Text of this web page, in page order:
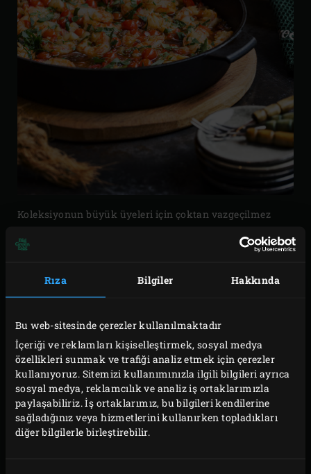
Rıza Bilgiler Hakkında
Bu web-sitesinde çerezler kullanılmaktadır
İçeriği ve reklamları kişiselleştirmek, sosyal medya
özellikleri sunmak ve trafiği analiz etmek için çerezler
kullanıyoruz. Sitemizi kullanımınızla ilgili bilgileri ayrıca
sosyal medya, reklamcılık ve analiz iş ortaklarımızla
paylaşabiliriz. İş ortaklarımız, bu bilgileri kendilerine
sağladığınız veya hizmetlerini kullanırken topladıkları
diğer bilgilerle birleştirebilir.
Koleksiyonun büyük üyeleri için çoktan vazgeçilmez
olmuştu; şimdi ise yoğun talep üzerine, Big Green Egg
MiniMax’e özel Demir Döküm Tava de sizinle. Yavaş
birebir.
MiniMax’e özel bu küçük boy tava, Demir Döküm Griddle
ile de mükemmel bir uyum yakalar. Griddle’ı kapak
olarak kullanarak tencere işlevi gören bir kombinasyon
elde edebilirsiniz.